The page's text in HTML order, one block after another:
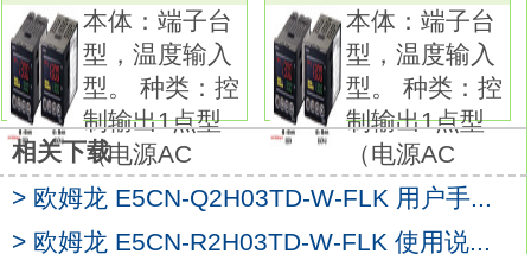
电源电压：AC100～240VE5CN-C203TD-W-
FLK。
报警点数：1点。
TC输入外壳颜色：浅灰。
可用DIP开关轻松进行设置，
简单的功能融于这款48×48 mm的温度控制器
中可用DIP和旋转开关轻松进行设置。
本体：端子台
型，温度输入
型。 种类：控
制输出1点型
（电源AC
本体：端子台
型，温度输入
型。 种类：控
制输出1点型
（电源AC
相关下载
> 欧姆龙 E5CN-Q2H03TD-W-FLK 用户手...
> 欧姆龙 E5CN-R2H03TD-W-FLK 使用说...